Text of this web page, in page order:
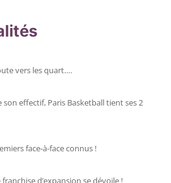
vers les quart….
son effectif, Paris Basketball tient ses 2
face-à-face connus !
d’expansion se dévoile !